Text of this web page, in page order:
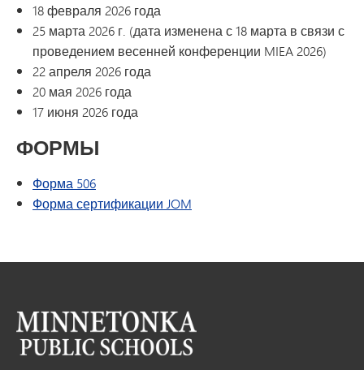
18 февраля 2026 года
25 марта 2026 г. (дата изменена с 18 марта в связи с
проведением весенней конференции MIEA 2026)
22 апреля 2026 года
20 мая 2026 года
17 июня 2026 года
ФОРМЫ
Форма 506
Форма сертификации JOM